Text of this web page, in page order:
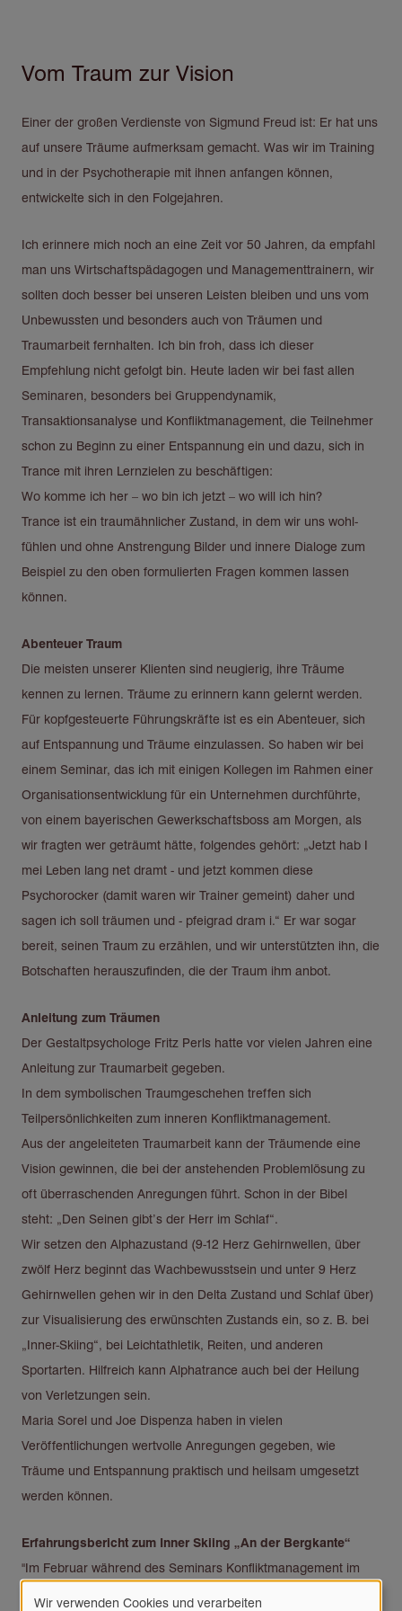
Direkt
Vom Traum zur Vision
Einer der großen Verdienste von Sigmund Freud ist: Er hat uns
auf unsere Träume aufmerksam gemacht. Was wir im Training
und in der Psychotherapie mit ihnen anfangen können,
entwickelte sich in den Folgejahren.
Ich erinnere mich noch an eine Zeit vor 50 Jahren, da empfahl
man uns Wirtschaftspädagogen und Managementtrainern, wir
sollten doch besser bei unseren Leisten bleiben und uns vom
Unbewussten und besonders auch von Träumen und
Traumarbeit fernhalten. Ich bin froh, dass ich dieser
Empfehlung nicht gefolgt bin. Heute laden wir bei fast allen
Seminaren, besonders bei Gruppendynamik,
Transaktionsanalyse und Konfliktmanagement, die Teilnehmer
schon zu Beginn zu einer Entspannung ein und dazu, sich in
Trance mit ihren Lernzielen zu beschäftigen:
Wo komme ich her – wo bin ich jetzt – wo will ich hin?
Trance ist ein traumähnlicher Zustand, in dem wir uns wohl-
fühlen und ohne Anstrengung Bilder und innere Dialoge zum
Beispiel zu den oben formulierten Fragen kommen lassen
können.
Abenteuer Traum
Die meisten unserer Klienten sind neugierig, ihre Träume
kennen zu lernen. Träume zu erinnern kann gelernt werden.
Für kopfgesteuerte Führungskräfte ist es ein Abenteuer, sich
auf Entspannung und Träume einzulassen. So haben wir bei
einem Seminar, das ich mit einigen Kollegen im Rahmen einer
Organisationsentwicklung für ein Unternehmen durchführte,
von einem bayerischen Gewerkschaftsboss am Morgen, als
wir fragten wer geträumt hätte, folgendes gehört: „Jetzt hab I
mei Leben lang net dramt - und jetzt kommen diese
Psychorocker (damit waren wir Trainer gemeint) daher und
sagen ich soll träumen und - pfeigrad dram i.“ Er war sogar
bereit, seinen Traum zu erzählen, und wir unterstützten ihn, die
Botschaften herauszufinden, die der Traum ihm anbot.
Anleitung zum Träumen
Der Gestaltpsychologe Fritz Perls hatte vor vielen Jahren eine
Anleitung zur Traumarbeit gegeben.
In dem symbolischen Traumgeschehen treffen sich
Teilpersönlichkeiten zum inneren Konfliktmanagement.
Aus der angeleiteten Traumarbeit kann der Träumende eine
Vision gewinnen, die bei der anstehenden Problemlösung zu
oft überraschenden Anregungen führt. Schon in der Bibel
steht: „Den Seinen gibt’s der Herr im Schlaf“.
Wir setzen den Alphazustand (9-12 Herz Gehirnwellen, über
zwölf Herz beginnt das Wachbewusstsein und unter 9 Herz
Gehirnwellen gehen wir in den Delta Zustand und Schlaf über)
zur Visualisierung des erwünschten Zustands ein, so z. B. bei
„Inner-Skiing“, bei Leichtathletik, Reiten, und anderen
Sportarten. Hilfreich kann Alphatrance auch bei der Heilung
von Verletzungen sein.
Maria Sorel und Joe Dispenza haben in vielen
Veröffentlichungen wertvolle Anregungen gegeben, wie
Träume und Entspannung praktisch und heilsam umgesetzt
werden können.
Erfahrungsbericht zum Inner Skiing „An der Bergkante“
"Im Februar während des Seminars Konfliktmanagement im
Wir verwenden Cookies und verarbeiten